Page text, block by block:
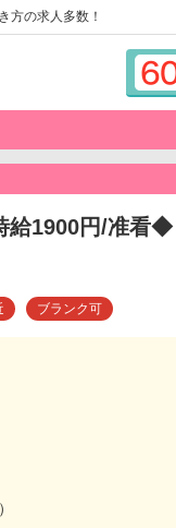
方の求人多数！
給1900円/准看
ブランク可